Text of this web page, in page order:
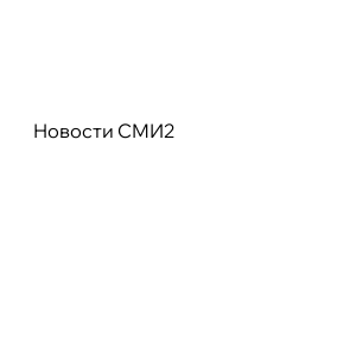
Новости СМИ2